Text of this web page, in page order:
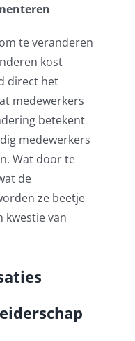
te veranderen
kost
direct het
medewerkers
betekent
medewerkers
Wat door te
de
ze beetje
kwestie van